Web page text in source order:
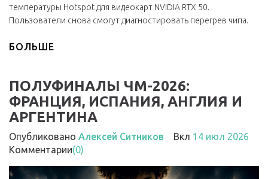
температуры Hotspot для видеокарт NVIDIA RTX 50.
Пользователи снова смогут диагностировать перегрев чипа.
БОЛЬШЕ
ПОЛУФИНАЛЫ ЧМ-2026:
ФРАНЦИЯ, ИСПАНИЯ, АНГЛИЯ И
АРГЕНТИНА
Опубликовано Алексей Ситников Вкл 14 июл 2026
Комментарии(0)